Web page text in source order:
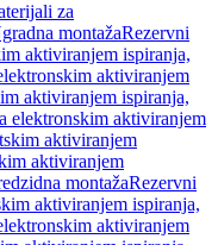
za
montažaRezervni
aktiviranjem ispiranja,
aktiviranjem
aktiviranjem ispiranja,
elektronskim aktiviranjem
aktiviranjem
aktiviranjem
montažaRezervni
aktiviranjem ispiranja,
aktiviranjem